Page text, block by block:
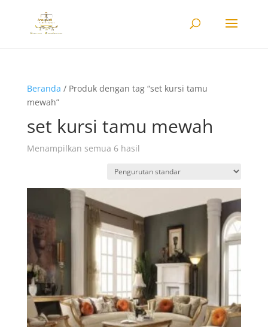
Beranda / Produk dengan tag “set kursi tamu
mewah”
set kursi tamu mewah
Menampilkan semua 6 hasil